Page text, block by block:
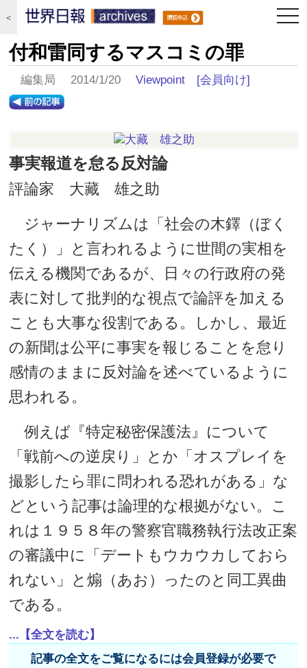
＜
付和雷同するマスコミの罪
編集局 2014/1/20Viewpoint [会員向け]
事実報道を怠る反対論
評論家 大藏 雄之助
ジャーナリズムは「社会の木鐸（ぼく
たく）」と言われるように世間の実相を
伝える機関であるが、日々の行政府の発
表に対して批判的な視点で論評を加える
ことも大事な役割である。しかし、最近
の新聞は公平に事実を報じることを怠り
感情のままに反対論を述べているように
思われる。
例えば『特定秘密保護法』について
「戦前への逆戻り」とか「オスプレイを
撮影したら罪に問われる恐れがある」な
どという記事は論理的な根拠がない。こ
れは１９５８年の警察官職務執行法改正案
の審議中に「デートもウカウカしておら
れない」と煽（あお）ったのと同工異曲
である。
...【全文を読む】
記事の全文をご覧になるには会員登録が必要で